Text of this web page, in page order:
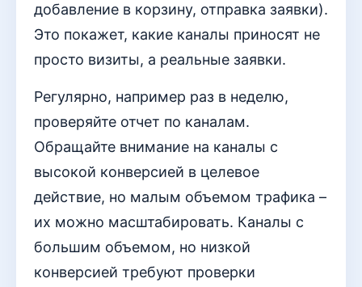
добавление в корзину, отправка заявки).
Это покажет, какие каналы приносят не
просто визиты, а реальные заявки.
Регулярно, например раз в неделю,
проверяйте отчет по каналам.
Обращайте внимание на каналы с
высокой конверсией в целевое
действие, но малым объемом трафика –
их можно масштабировать. Каналы с
большим объемом, но низкой
конверсией требуют проверки